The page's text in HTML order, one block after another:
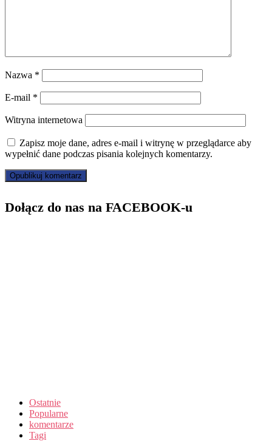
Nazwa *
E-mail *
Witryna internetowa
Zapisz moje dane, adres e-mail i witrynę w przeglądarce aby
wypełnić dane podczas pisania kolejnych komentarzy.
Dołącz do nas na FACEBOOK-u
Ostatnie
Popularne
komentarze
Tagi